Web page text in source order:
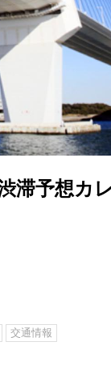
滞予想カ
交通情報